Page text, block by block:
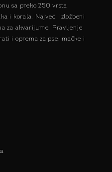
sa preko 250 vrsta
i korala. Najveći izložbeni
za akvarijume. Pravljenje
i oprema za pse, mačke i